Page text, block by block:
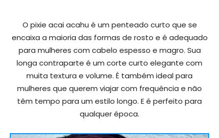
O pixie acai acahu é um penteado curto que se
encaixa a maioria das formas de rosto e é adequado
para mulheres com cabelo espesso e magro. Sua
longa contraparte é um corte curto elegante com
muita textura e volume. É também ideal para
mulheres que querem viajar com frequência e não
têm tempo para um estilo longo. E é perfeito para
qualquer época.